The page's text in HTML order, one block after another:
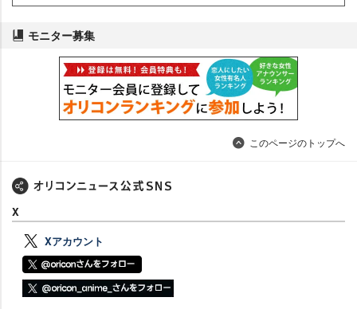
モニター募集
このページのトップへ
X
Xアカウント